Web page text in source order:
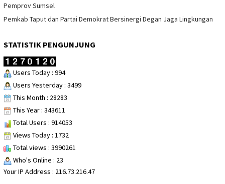
Pemprov Sumsel
Pemkab Taput dan Partai Demokrat Bersinergi Degan Jaga Lingkungan
STATISTIK PENGUNJUNG
Users Today : 994
Users Yesterday : 3499
This Month : 28283
This Year : 343611
Total Users : 914053
Views Today : 1732
Total views : 3990261
Who's Online : 23
Your IP Address : 216.73.216.47